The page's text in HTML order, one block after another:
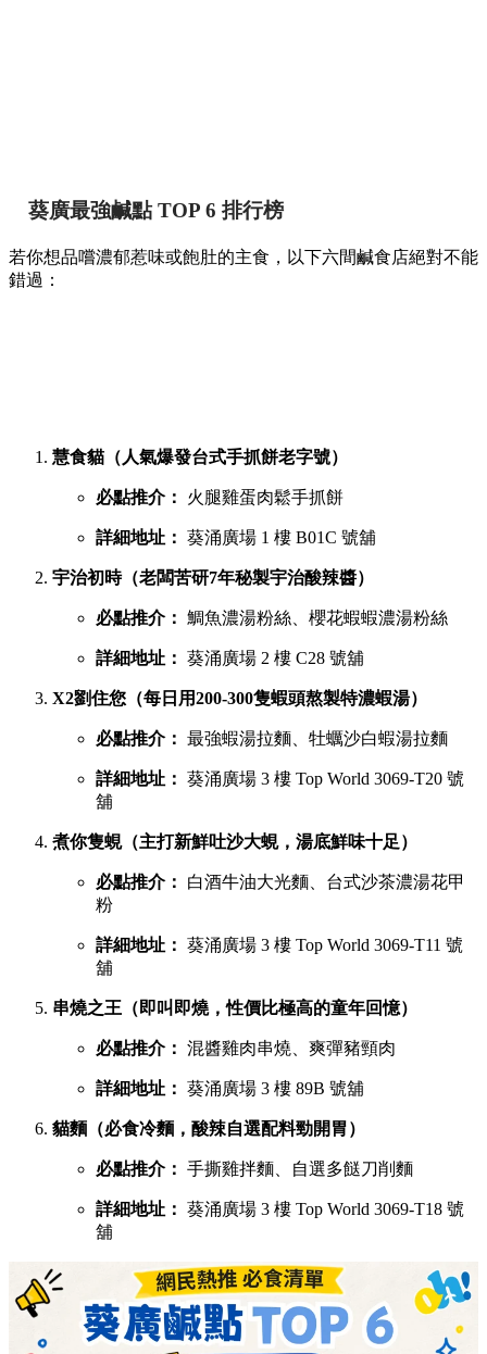
葵廣最強鹹點 TOP 6 排行榜
若你想品嚐濃郁惹味或飽肚的主食，以下六間鹹食店絕對不能
錯過：
慧食貓（人氣爆發台式手抓餅老字號）
必點推介： 火腿雞蛋肉鬆手抓餅
詳細地址： 葵涌廣場 1 樓 B01C 號舖
宇治初時（老闆苦研7年秘製宇治酸辣醬）
必點推介： 鯛魚濃湯粉絲、櫻花蝦蝦濃湯粉絲
詳細地址： 葵涌廣場 2 樓 C28 號舖
X2劉住您（每日用200-300隻蝦頭熬製特濃蝦湯）
必點推介： 最強蝦湯拉麵、牡蠣沙白蝦湯拉麵
詳細地址： 葵涌廣場 3 樓 Top World 3069-T20 號
舖
煮你隻蜆（主打新鮮吐沙大蜆，湯底鮮味十足）
必點推介：
白酒牛油大光麵、台式沙茶濃湯花甲
粉
詳細地址： 葵涌廣場 3 樓 Top World 3069-T11 號
舖
串燒之王（即叫即燒，性價比極高的童年回憶）
必點推介： 混醬雞肉串燒、爽彈豬頸肉
詳細地址： 葵涌廣場 3 樓 89B 號舖
貓麵（必食冷麵，酸辣自選配料勁開胃）
必點推介： 手撕雞拌麵、自選多餸刀削麵
詳細地址： 葵涌廣場 3 樓 Top World 3069-T18 號
舖